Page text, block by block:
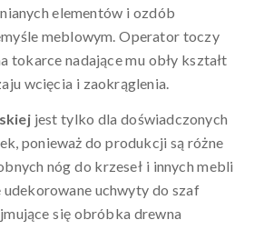
elementów i ozdób
meblowym. Operator toczy
tokarce nadające mu obły kształt
wcięcia i zaokrąglenia.
jest tylko dla doświadczonych
ponieważ do produkcji są różne
nóg do krzeseł i innych mebli
udekorowane uchwyty do szaf
się obróbka drewna